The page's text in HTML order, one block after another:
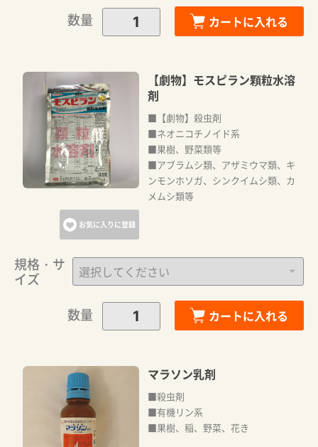
数量 カートに入れる
お気に入りに登録
【劇物】モスピラン顆粒水溶
剤
■【劇物】殺虫剤
■ネオニコチノイド系
■果樹、野菜類等
■アブラムシ類、アザミウマ類、キ
ンモンホソガ、シンクイムシ類、カ
メムシ類等
規格・サ
イズ
数量
カートに入れる
マラソン乳剤
■殺虫剤
■有機リン系
■果樹、稲、野菜、花き